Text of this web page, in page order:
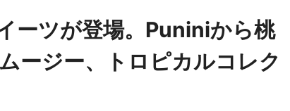
ーツが登場。Puniniから桃
ージー、トロピカルコレク